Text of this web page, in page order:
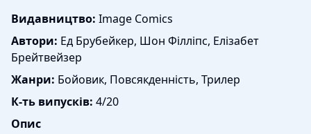
Видавництво: Image Comics
Автори: Ед Брубейкер, Шон Філліпс, Елізабет
Брейтвейзер
Жанри: Бойовик, Повсякденність, Трилер
К-ть випусків: 4/20
Опис